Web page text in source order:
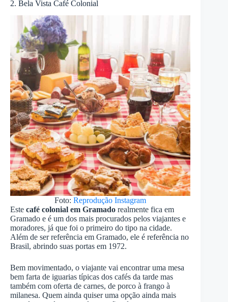
2. Bela Vista Café Colonial
Foto:Reprodução Instagram
Este café colonial em Gramado realmente fica em
Gramado e é um dos mais procurados pelos viajantes e
moradores, já que foi o primeiro do tipo na cidade.
Além de ser referência em Gramado, ele é referência no
Brasil, abrindo suas portas em 1972.
Bem movimentado, o viajante vai encontrar uma mesa
bem farta de iguarias típicas dos cafés da tarde mas
também com oferta de carnes, de porco à frango à
milanesa. Quem ainda quiser uma opção ainda mais